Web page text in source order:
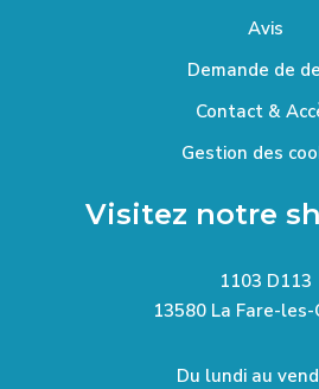
Avis
Demande de
Contact &
Gestion des
Visitez notre
1103 D113
13580 La Fare-
Du lundi au